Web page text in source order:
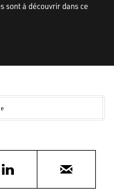
sont à découvrir dans ce